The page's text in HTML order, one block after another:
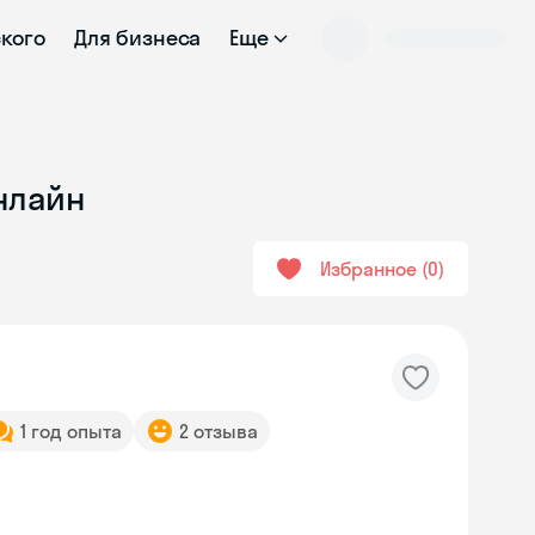
Для бизнеса Еще
Избранное 0
1 год опыта 2 отзыва